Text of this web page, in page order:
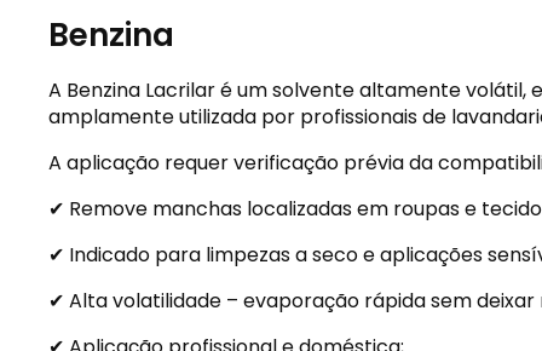
Benzina
A Benzina Lacrilar é um solvente altamente
amplamente utilizada por profissionais de
A aplicação requer verificação prévia da
✔ Remove manchas localizadas em roupas e
✔ Indicado para limpezas a seco e aplicações
✔ Alta volatilidade – evaporação rápida sem deixar